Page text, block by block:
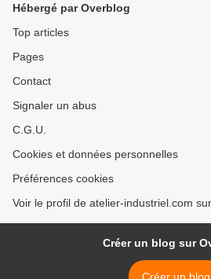
Hébergé par Overblog
Top articles
Pages
Contact
Signaler un abus
C.G.U.
Cookies et données personnelles
Préférences cookies
Voir le profil de atelier-industriel.com
Créer un blog sur